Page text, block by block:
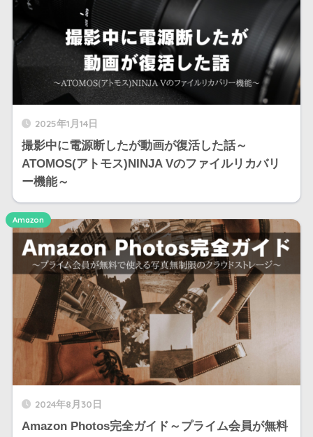
2025年1月14日
撮影中に電源断したが動画が復活した話～
ATOMOS(アトモス)NINJA Vのファイルリカバリ
ー機能～
2024年8月30日
Amazon Photos完全ガイド～プライム会員が無料
Amazon